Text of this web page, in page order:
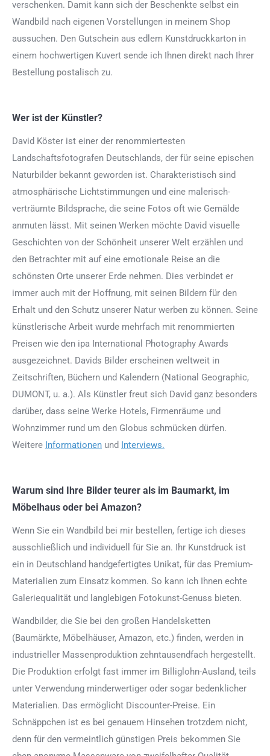
verschenken. Damit kann sich der Beschenkte selbst ein
Wandbild nach eigenen Vorstellungen in meinem Shop
aussuchen. Den Gutschein aus edlem Kunstdruckkarton in
einem hochwertigen Kuvert sende ich Ihnen direkt nach Ihrer
Bestellung postalisch zu.
Wer ist der Künstler?
David Köster ist einer der renommiertesten
Landschaftsfotografen Deutschlands, der für seine epischen
Naturbilder bekannt geworden ist. Charakteristisch sind
atmosphärische Lichtstimmungen und eine malerisch-
verträumte Bildsprache, die seine Fotos oft wie Gemälde
anmuten lässt. Mit seinen Werken möchte David visuelle
Geschichten von der Schönheit unserer Welt erzählen und
den Betrachter mit auf eine emotionale Reise an die
schönsten Orte unserer Erde nehmen. Dies verbindet er
immer auch mit der Hoffnung, mit seinen Bildern für den
Erhalt und den Schutz unserer Natur werben zu können. Seine
künstlerische Arbeit wurde mehrfach mit renommierten
Preisen wie den ipa International Photography Awards
ausgezeichnet. Davids Bilder erscheinen weltweit in
Zeitschriften, Büchern und Kalendern (National Geographic,
DUMONT, u. a.). Als Künstler freut sich David ganz besonders
darüber, dass seine Werke Hotels, Firmenräume und
Wohnzimmer rund um den Globus schmücken dürfen.
Weitere Informationen und Interviews.
Warum sind Ihre Bilder teurer als im Baumarkt, im
Möbelhaus oder bei Amazon?
Wenn Sie ein Wandbild bei mir bestellen, fertige ich dieses
ausschließlich und individuell für Sie an. Ihr Kunstdruck ist
ein in Deutschland handgefertigtes Unikat, für das Premium-
Materialien zum Einsatz kommen. So kann ich Ihnen echte
Galeriequalität und langlebigen Fotokunst-Genuss bieten.
Wandbilder, die Sie bei den großen Handelsketten
(Baumärkte, Möbelhäuser, Amazon, etc.) finden, werden in
industrieller Massenproduktion zehntausendfach hergestellt.
Die Produktion erfolgt fast immer im Billiglohn-Ausland, teils
unter Verwendung minderwertiger oder sogar bedenklicher
Materialien. Das ermöglicht Discounter-Preise. Ein
Schnäppchen ist es bei genauem Hinsehen trotzdem nicht,
denn für den vermeintlich günstigen Preis bekommen Sie